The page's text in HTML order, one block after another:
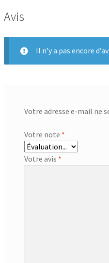
Avis
Il n’y a pas encore
Votre adresse e-mail ne
Votre note *
Votre avis *